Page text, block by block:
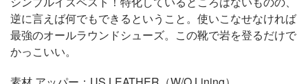
逆に言えば何でもできるということ。使いこなせなければ
最強のオールラウンドシューズ。この靴で岩を登るだけで
かっこいい。